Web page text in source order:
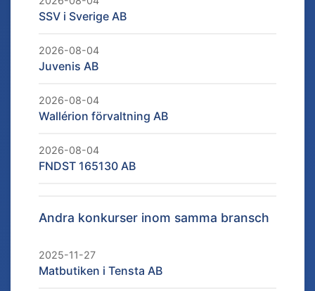
SSV i Sverige AB
2026-08-04
Juvenis AB
2026-08-04
Wallérion förvaltning AB
2026-08-04
FNDST 165130 AB
Andra konkurser inom samma bransch
2025-11-27
Matbutiken i Tensta AB